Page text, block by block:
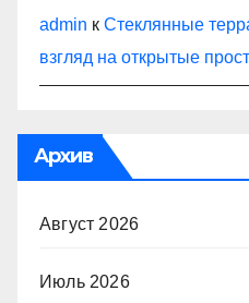
admin к Стеклянные
взгляд на открытые
Архив
Август 2026
Июль 2026